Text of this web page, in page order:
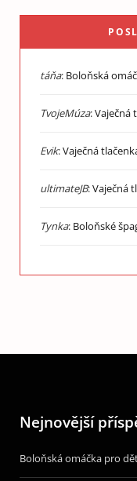
táňa: Boloňská
TvojeMúza:Vaječná
Evik:Vaječná
ultimateJB:Vaječná
Tynka: Boloňské
Nejnovější
Boloňská omáčka pro